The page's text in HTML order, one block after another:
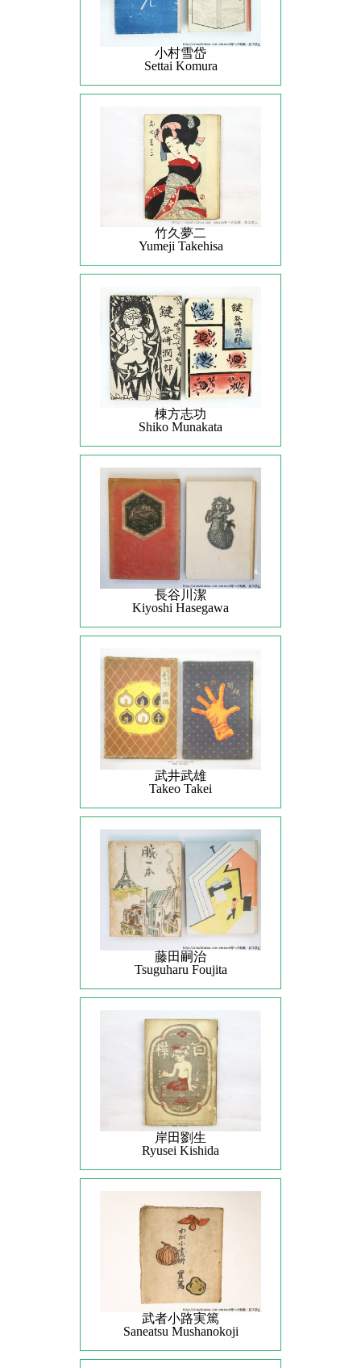
小村雪岱
Settai Komura
竹久夢二
Yumeji Takehisa
棟方志功
Shiko Munakata
長谷川潔
Kiyoshi Hasegawa
武井武雄
Takeo Takei
藤田嗣治
Tsuguharu Foujita
岸田劉生
Ryusei Kishida
武者小路実篤
Saneatsu Mushanokoji